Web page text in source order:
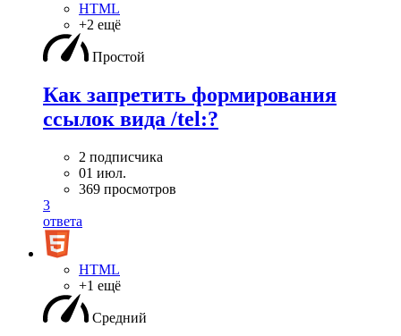
HTML
+2 ещё
Простой
Как запретить формирования
ссылок вида /tel:?
2 подписчика
01 июл.
369 просмотров
3
ответа
HTML
+1 ещё
Средний